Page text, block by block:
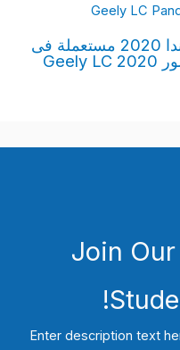
سعر ومواصفات سيارة جيلي باندا 2020 مستعملة فى
مصر والسعودية,مواصفات بالصور 2020 Geely LC
Join
Enter description text